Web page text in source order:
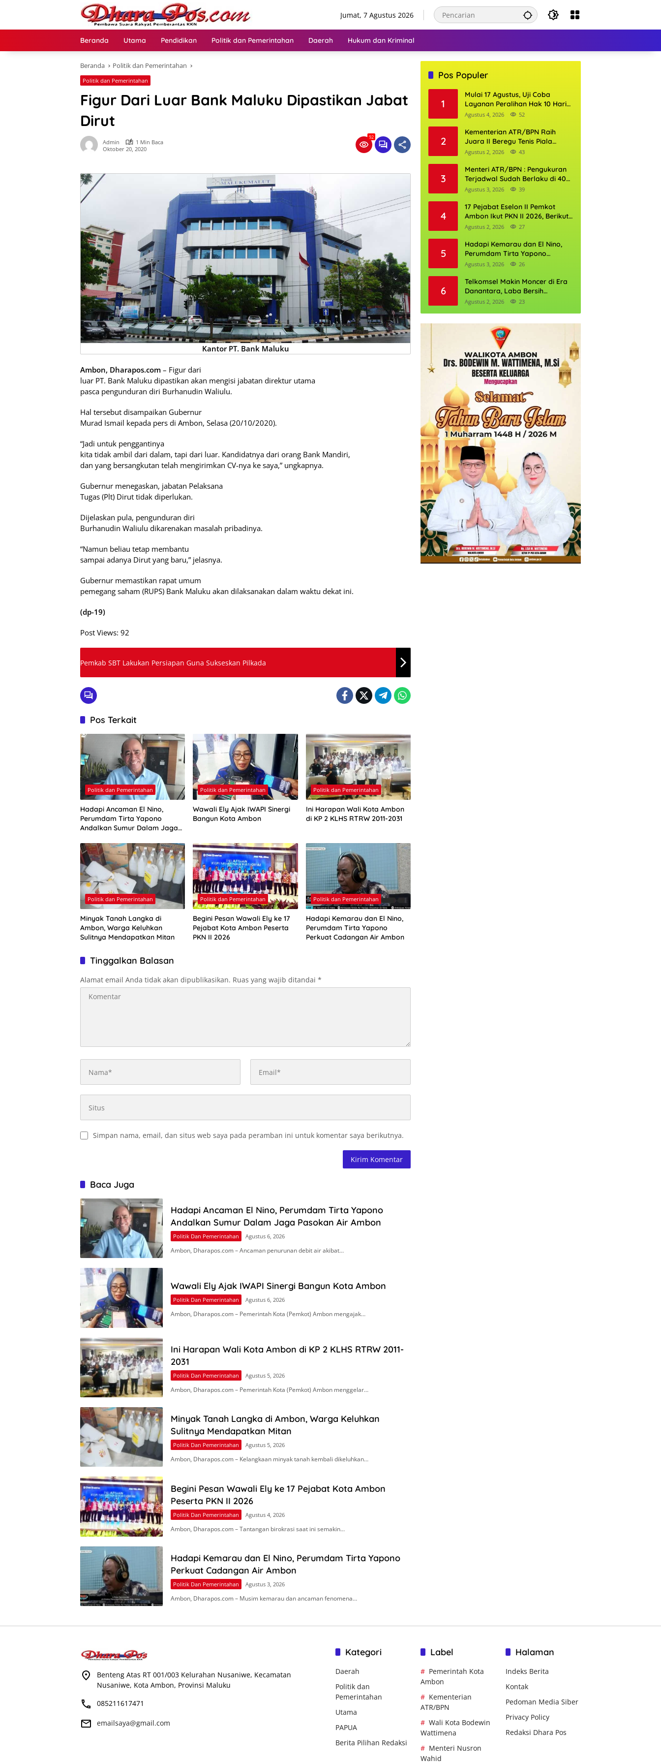
Jumat, 7 Agustus 2026
Beranda Utama Pendidikan Politik dan Pemerintahan Daerah Hukum dan Kriminal
Beranda Politik dan Pemerintahan
Politik dan Pemerintahan
Figur Dari Luar Bank Maluku Dipastikan Jabat
Dirut
Admin
1 Min Baca
Oktober 20, 2020
92
Kantor PT. Bank Maluku
Ambon, Dharapos.com – Figur dari
luar PT. Bank Maluku dipastikan akan mengisi jabatan direktur utama
pasca pengunduran diri Burhanudin Waliulu.
Hal tersebut disampaikan Gubernur
Murad Ismail kepada pers di Ambon, Selasa (20/10/2020).
“Jadi untuk penggantinya
kita tidak ambil dari dalam, tapi dari luar. Kandidatnya dari orang Bank Mandiri,
dan yang bersangkutan telah mengirimkan CV-nya ke saya,” ungkapnya.
Gubernur menegaskan, jabatan Pelaksana
Tugas (Plt) Dirut tidak diperlukan.
Dijelaskan pula, pengunduran diri
Burhanudin Waliulu dikarenakan masalah pribadinya.
“Namun beliau tetap membantu
sampai adanya Dirut yang baru,” jelasnya.
Gubernur memastikan rapat umum
pemegang saham (RUPS) Bank Maluku akan dilaksanakan dalam waktu dekat ini.
(dp-19)
Post Views: 92
Pemkab SBT Lakukan Persiapan Guna Sukseskan Pilkada
Pos Terkait
Politik dan Pemerintahan
Hadapi Ancaman El Nino,
Perumdam Tirta Yapono
Andalkan Sumur Dalam Jaga
Politik dan Pemerintahan
Wawali Ely Ajak IWAPI Sinergi
Bangun Kota Ambon
Politik dan Pemerintahan
Ini Harapan Wali Kota Ambon
di KP 2 KLHS RTRW 2011-2031
Politik dan Pemerintahan
Minyak Tanah Langka di
Ambon, Warga Keluhkan
Sulitnya Mendapatkan Mitan
Politik dan Pemerintahan
Begini Pesan Wawali Ely ke 17
Pejabat Kota Ambon Peserta
PKN II 2026
Politik dan Pemerintahan
Hadapi Kemarau dan El Nino,
Perumdam Tirta Yapono
Perkuat Cadangan Air Ambon
Tinggalkan Balasan
Alamat email Anda tidak akan dipublikasikan. Ruas yang wajib ditandai *
Simpan nama, email, dan situs web saya pada peramban ini untuk komentar saya berikutnya.
Baca Juga
Hadapi Ancaman El Nino, Perumdam Tirta Yapono
Andalkan Sumur Dalam Jaga Pasokan Air Ambon
Politik Dan Pemerintahan Agustus 6, 2026
Ambon, Dharapos.com – Ancaman penurunan debit air akibat…
Wawali Ely Ajak IWAPI Sinergi Bangun Kota Ambon
Politik Dan Pemerintahan Agustus 6, 2026
Ambon, Dharapos.com – Pemerintah Kota (Pemkot) Ambon mengajak…
Ini Harapan Wali Kota Ambon di KP 2 KLHS RTRW 2011-
2031
Politik Dan Pemerintahan Agustus 5, 2026
Ambon, Dharapos.com – Pemerintah Kota (Pemkot) Ambon menggelar…
Minyak Tanah Langka di Ambon, Warga Keluhkan
Sulitnya Mendapatkan Mitan
Politik Dan Pemerintahan Agustus 5, 2026
Ambon, Dharapos.com – Kelangkaan minyak tanah kembali dikeluhkan…
Begini Pesan Wawali Ely ke 17 Pejabat Kota Ambon
Peserta PKN II 2026
Politik Dan Pemerintahan Agustus 4, 2026
Ambon, Dharapos.com – Tantangan birokrasi saat ini semakin…
Hadapi Kemarau dan El Nino, Perumdam Tirta Yapono
Perkuat Cadangan Air Ambon
Politik Dan Pemerintahan Agustus 3, 2026
Ambon, Dharapos.com – Musim kemarau dan ancaman fenomena…
Pos Populer
1
Mulai 17 Agustus, Uji Coba
Layanan Peralihan Hak 10 Hari
di 15 Kantor Pertanahan
Agustus 4, 2026 52
2
Kementerian ATR/BPN Raih
Juara II Beregu Tenis Piala
Gubernur DKI Jakarta 2026
Agustus 2, 2026 43
3
Menteri ATR/BPN : Pengukuran
Terjadwal Sudah Berlaku di 400
Kantor Pertanahan
Agustus 3, 2026 39
4
17 Pejabat Eselon II Pemkot
Ambon Ikut PKN II 2026, Berikut
Daftarnya
Agustus 2, 2026 27
5
Hadapi Kemarau dan El Nino,
Perumdam Tirta Yapono
Perkuat Cadangan Air Ambon
Agustus 3, 2026 26
6
Telkomsel Makin Moncer di Era
Danantara, Laba Bersih
Semester I 2026 Tembus Rp10,4
Agustus 2, 2026 23
Benteng Atas RT 001/003 Kelurahan Nusaniwe, Kecamatan
Nusaniwe, Kota Ambon, Provinsi Maluku
085211617471
emailsaya@gmail.com
Kategori
Daerah
Politik dan
Pemerintahan
Utama
PAPUA
Berita Pilihan Redaksi
Label
Pemerintah Kota
Ambon
Kementerian
ATR/BPN
Wali Kota Bodewin
Wattimena
Menteri Nusron
Wahid
Halaman
Indeks Berita
Kontak
Pedoman Media Siber
Privacy Policy
Redaksi Dhara Pos